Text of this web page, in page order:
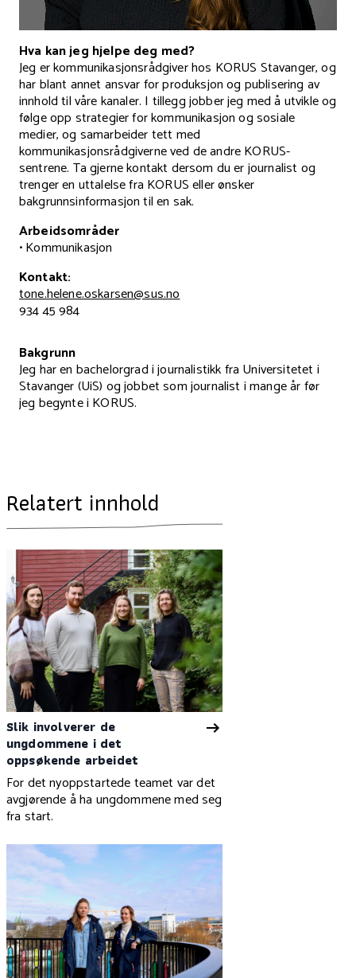
Hva kan jeg hjelpe deg med?
Jeg er kommunikasjonsrådgiver hos KORUS Stavanger, og
har blant annet ansvar for produksjon og publisering av
innhold til våre kanaler. I tillegg jobber jeg med å utvikle og
følge opp strategier for kommunikasjon og sosiale
medier, og samarbeider tett med
kommunikasjonsrådgiverne ved de andre KORUS-
sentrene. Ta gjerne kontakt dersom du er journalist og
trenger en uttalelse fra KORUS eller ønsker
bakgrunnsinformasjon til en sak.
Arbeidsområder
• Kommunikasjon
Kontakt:
tone.helene.oskarsen@sus.no
934 45 984
Bakgrunn
Jeg har en bachelorgrad i journalistikk fra Universitetet i
Stavanger (UiS) og jobbet som journalist i mange år før
jeg begynte i KORUS.
Relatert innhold
Slik involverer de
ungdommene i det
oppsøkende arbeidet
For det nyoppstartede teamet var det
avgjørende å ha ungdommene med seg
fra start.